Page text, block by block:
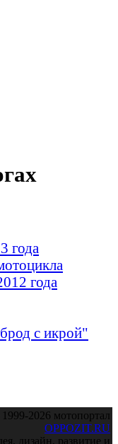
года
года
с икрой"
2026 мотопортал
OPPOZIT.RU
дизайн, развитие и